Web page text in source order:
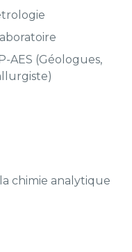
AES (Géologues,
chimie analytique